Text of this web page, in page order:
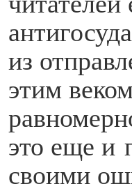
из
этим
это еще и
своими